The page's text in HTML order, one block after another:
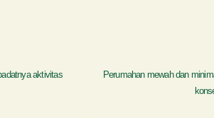
aktivitas
Perumahan mewah dan